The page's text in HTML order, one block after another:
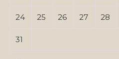
24 25 26 27 28
31